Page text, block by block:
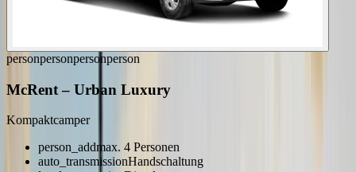
personpersonpersonperson
McRent– Urban Luxury
Kompaktcamper
person_addmax. 4 Personen
auto_transmissionHandschaltung